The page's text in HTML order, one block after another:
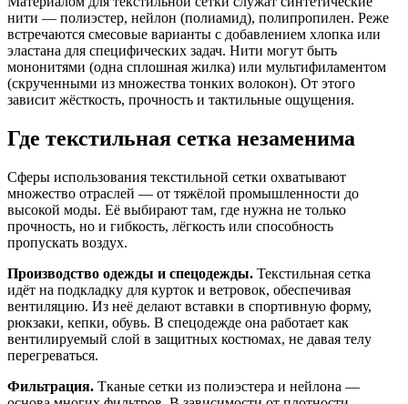
нити — полиэстер, нейлон (полиамид), полипропилен. Реже
встречаются смесовые варианты с добавлением хлопка или
эластана для специфических задач. Нити могут быть
мононитями (одна сплошная жилка) или мультифиламентом
(скрученными из множества тонких волокон). От этого
зависит жёсткость, прочность и тактильные ощущения.
Где текстильная сетка незаменима
Сферы использования текстильной сетки охватывают
множество отраслей — от тяжёлой промышленности до
высокой моды. Её выбирают там, где нужна не только
прочность, но и гибкость, лёгкость или способность
пропускать воздух.
Производство одежды и спецодежды. Текстильная сетка
идёт на подкладку для курток и ветровок, обеспечивая
вентиляцию. Из неё делают вставки в спортивную форму,
рюкзаки, кепки, обувь. В спецодежде она работает как
вентилируемый слой в защитных костюмах, не давая телу
перегреваться.
Фильтрация. Тканые сетки из полиэстера и нейлона —